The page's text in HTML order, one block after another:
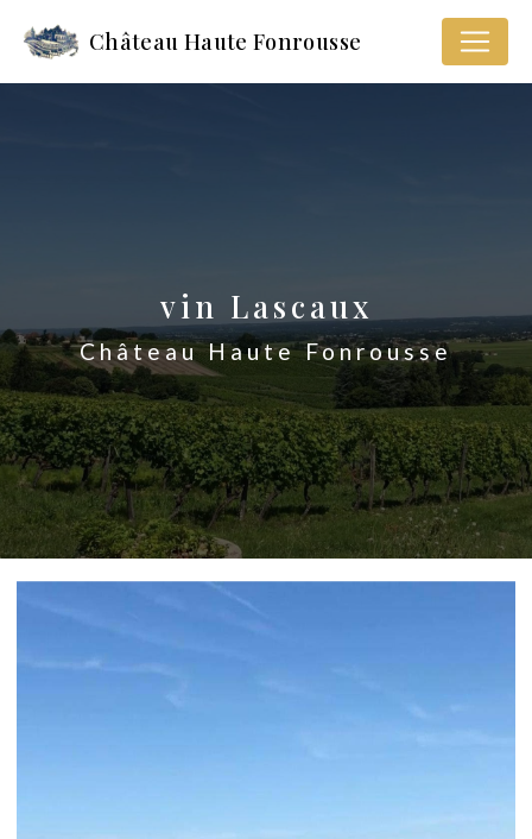
Château Haute Fonrousse
vin Lascaux
Château Haute Fonrousse